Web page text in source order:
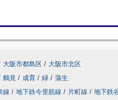
大阪市都島区 / 大阪市北区
鶴見 / 成育 / 緑 / 蒲生
線 / 地下鉄今里筋線 / 片町線 / 地下鉄